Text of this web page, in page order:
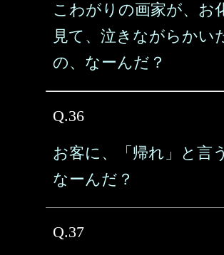
こわがりの画家が、お
見て、泣きながらかい
の、なーんだ？
Q.36
お客に、「帰れ」と言
なーんだ？
Q.37